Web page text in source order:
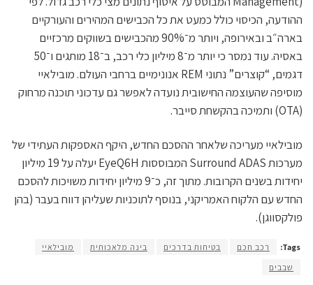
ההודעה, הכיסוי כולל כמעט את כל הכבישים המהירים והעורקיים
בארה״ב ובאירופה, ויותר מ־90% מהכבישים בשווקים מרכזיים
באסיה. עוד נמסר כי יותר מ־8 מיליון כלי רכב, ב־18 מותגים ו־50
דגמים, “קוצרים” נתוני REM אנונימיים ברחבי העולם. מובילאיי
מוסיפה שהעוצמה החישובית נועדה לאפשר גם עדכוני תוכנה מרחוק
(OTA) ותמיכה בהקשחת סייבר.
מובילאיי מעריכה שלאחר ההסכם החדש, היקף האספקות העתידי של
מערכות Surround ADAS המבוססות EyeQ6H יעלה על 19 מיליון
יחידות בשנים הקרובות. מתוך זה, כ־9 מיליון יחידות משויכות להסכם
החדש עם הלקוח האמריקני, בנוסף לתוכניות שעליהן דווח בעבר (בהן
פולקסווגן).
Tags: רכב חכם בטיחות בדרכים בינה מלאכותית
מובילאיי
שבבים